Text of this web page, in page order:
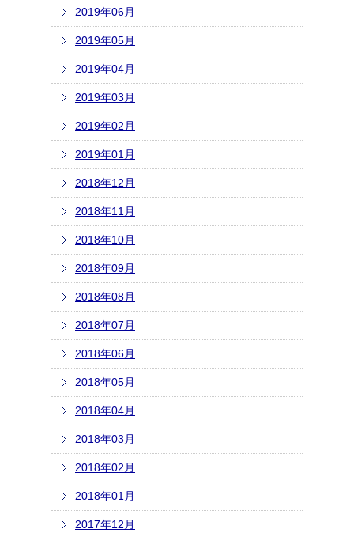
2019年06月
2019年05月
2019年04月
2019年03月
2019年02月
2019年01月
2018年12月
2018年11月
2018年10月
2018年09月
2018年08月
2018年07月
2018年06月
2018年05月
2018年04月
2018年03月
2018年02月
2018年01月
2017年12月